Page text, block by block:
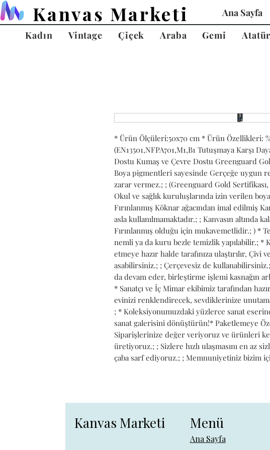
Kanvas Marketi Ana Sayfa
Kadın
Vintage Çiçek Araba Gemi
* Ürün Ölçüleri:50x70 cm * Ürün Özellikleri:
(EN13501,NFPA701,M1,B1 Tutuşmaya Karşı
Dostu Kumaş ve Çevre Dostu Greenguard
Boya pigmentleri sayesinde Gerçeğe uygun
zarar vermez.; ; (Greenguard Gold
Okul ve sağlık kuruluşlarında izin verilen
Fırınlanmış Köknar ağacından imal edilmiş
asla kullanılmamaktadır.; ; Kanvasın altında
Fırınlanmış olduğu için mukavemetlidir.; ) *
nemli ya da kuru bezle temizlik yapılabilir.; *
etmeye hazır halde tarafınıza ulaştırılır, Çivi
asabilirsiniz.; ; Çerçevesiz de kullanabilirsiniz.;
da devam eder, birleştirme işlemi kasnağın
* Sanatçı ve İç Mimar ekibimiz tarafından
evinizi renklendirecek, sevdiklerinize
; * Koleksiyonumuzdaki yüzlerce sanat
sanat galerisini dönüştürün!* Paketlemeye
Siparişlerinize değer veriyoruz ve ürünleri
üretiyoruz.; ; Sizlere hızlı ulaşmasını en az
çaba sarf ediyoruz.; ; Memnuniyetiniz bizim
Kanvas Marketi Menü
Ana Sayfa